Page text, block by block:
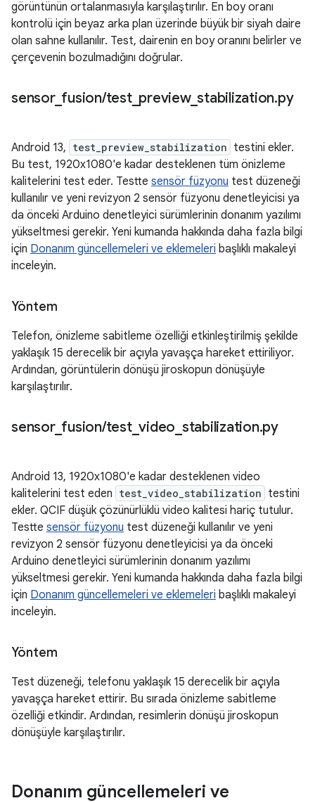
görüntünün ortalanmasıyla karşılaştırılır. En boy oranı
kontrolü için beyaz arka plan üzerinde büyük bir siyah daire
olan sahne kullanılır. Test, dairenin en boy oranını belirler ve
çerçevenin bozulmadığını doğrular.
sensor_ fusion/test_ preview_stabilization.py
Android 13, test_preview_stabilization testini ekler.
Bu test, 1920x1080'e kadar desteklenen tüm önizleme
kalitelerini test eder. Testte sensör füzyonu test düzeneği
kullanılır ve yeni revizyon 2 sensör füzyonu denetleyicisi ya
da önceki Arduino denetleyici sürümlerinin donanım yazılımı
yükseltmesi gerekir. Yeni kumanda hakkında daha fazla bilgi
için Donanım güncellemeleri ve eklemeleri başlıklı makaleyi
inceleyin.
Yöntem
Telefon, önizleme sabitleme özelliği etkinleştirilmiş şekilde
yaklaşık 15 derecelik bir açıyla yavaşça hareket ettiriliyor.
Ardından, görüntülerin dönüşü jiroskopun dönüşüyle
karşılaştırılır.
sensor_ fusion/test_video stabilization.py
Android 13, 1920x1080'e kadar desteklenen video
kalitelerini test eden test_video_stabilization testini
ekler. QCIF düşük çözünürlüklü video kalitesi hariç tutulur.
Testte sensör füzyonu test düzeneği kullanılır ve yeni
revizyon 2 sensör füzyonu denetleyicisi ya da önceki
Arduino denetleyici sürümlerinin donanım yazılımı
yükseltmesi gerekir. Yeni kumanda hakkında daha fazla bilgi
için Donanım güncellemeleri ve eklemeleri başlıklı makaleyi
inceleyin.
Yöntem
Test düzeneği, telefonu yaklaşık 15 derecelik bir açıyla
yavaşça hareket ettirir. Bu sırada önizleme sabitleme
özelliği etkindir. Ardından, resimlerin dönüşü jiroskopun
dönüşüyle karşılaştırılır.
Donanım güncellemeleri ve